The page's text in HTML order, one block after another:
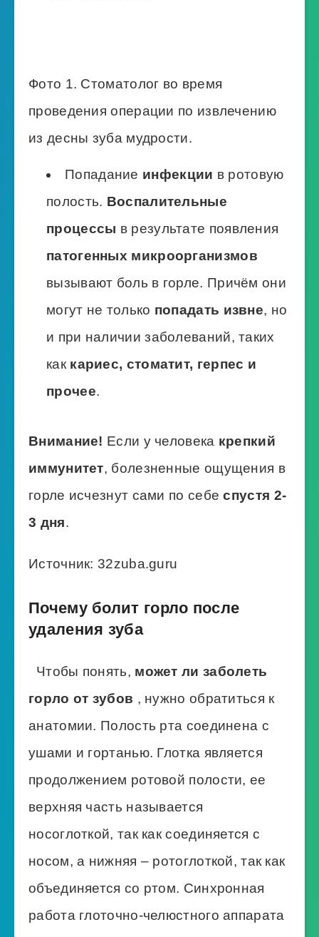
Фото 1. Стоматолог во время
проведения операции по извлечению
из десны зуба мудрости.
Попадание инфекции в ротовую
полость. Воспалительные
процессы в результате появления
патогенных микроорганизмов
вызывают боль в горле. Причём они
могут не только попадать извне, но
и при наличии заболеваний, таких
как кариес, стоматит, герпес и
прочее.
Внимание! Если у человека крепкий
иммунитет, болезненные ощущения в
горле исчезнут сами по себеспустя 2-
3 дня.
Источник: 32zuba.guru
Почему болит горло после
удаления зуба
Чтобы понять, может ли заболеть
горло от зубов , нужно обратиться к
анатомии. Полость рта соединена с
ушами и гортанью. Глотка является
продолжением ротовой полости, ее
верхняя часть называется
носоглоткой, так как соединяется с
носом, а нижняя – ротоглоткой, так как
объединяется со ртом. Синхронная
работа глоточно-челюстного аппарата